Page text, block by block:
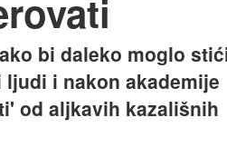
bi daleko moglo
i nakon akademije
od aljkavih kazališnih